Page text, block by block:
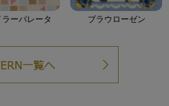
ラーパレータ ブラウローゼン